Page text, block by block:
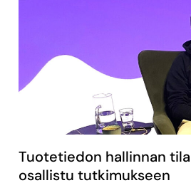
Tuotetiedon hallinnan
osallistu tutkimukseen